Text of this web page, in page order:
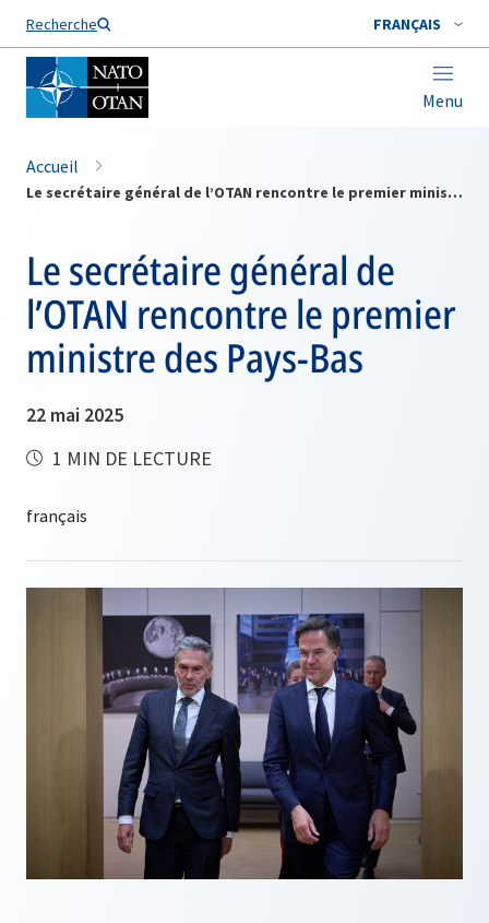
Recherche FRANÇAIS
Menu
Nom de famille*
Accueil
Le secrétaire général de l’OTAN rencontre le premier ministre des Pays-Bas
Le secrétaire général de
l’OTAN rencontre le premier
ministre des Pays-Bas
22 mai 2025
1 MIN DE LECTURE